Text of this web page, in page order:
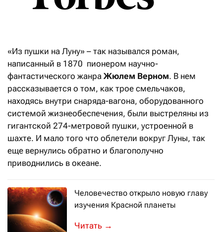
«Из пушки на Луну» – так назывался роман,
написанный в 1870 пионером научно-
фантастического жанра Жюлем Верном. В нем
рассказывается о том, как трое смельчаков,
находясь внутри снаряда-вагона, оборудованного
системой жизнеобеспечения, были выстреляны из
гигантской 274-метровой пушки, устроенной в
шахте. И мало того что облетели вокруг Луны, так
еще вернулись обратно и благополучно
приводнились в океане.
Человечество открыло новую главу
изучения Красной планеты
Возобновившаяся космическая
→